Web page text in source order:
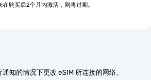
在购买后2个月内激活，则将过期。
知的情况下更改 eSIM 所连接的网络。